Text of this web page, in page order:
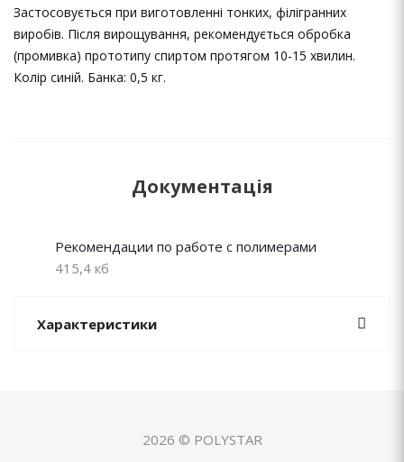
Застосовується при виготовленні тонких, філігранних
виробів. Після вирощування, рекомендується обробка
(промивка) прототипу спиртом протягом 10-15 хвилин.
Колір синій. Банка: 0,5 кг.
Документація
Рекомендации по работе с полимерами
415,4 кб
Характеристики
2026 © POLYSTAR